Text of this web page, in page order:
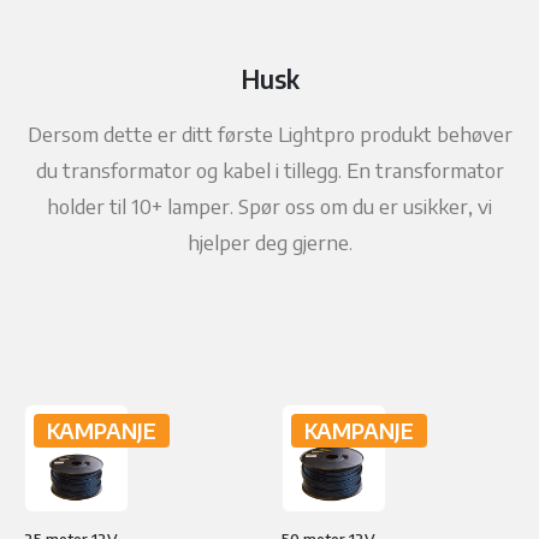
Husk
Dersom dette er ditt første Lightpro produkt behøver
du transformator og kabel i tillegg. En transformator
holder til 10+ lamper. Spør oss om du er usikker, vi
hjelper deg gjerne.
KAMPANJE KAMPANJE